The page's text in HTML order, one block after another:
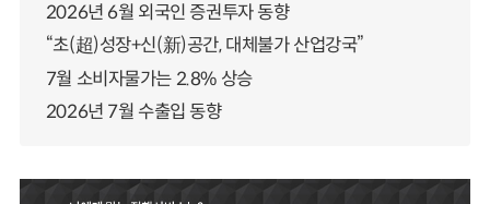
2026년 6월 외국인 증권투자 동향
“초(超)성장+신(新)공간, 대체불가 산업강국”
7월 소비자물가는 2.8% 상승
2026년 7월 수출입 동향